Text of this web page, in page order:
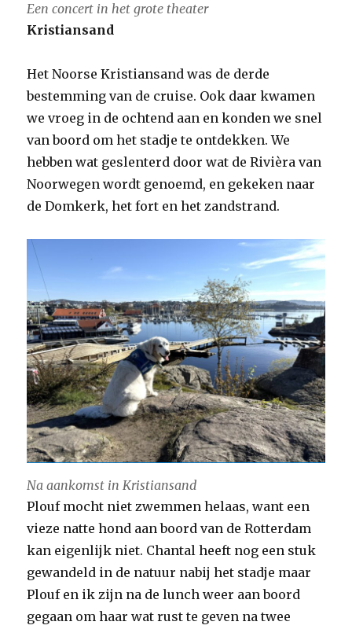
Een concert in het grote theater
Kristiansand
Het Noorse Kristiansand was de derde
bestemming van de cruise. Ook daar kwamen
we vroeg in de ochtend aan en konden we snel
van boord om het stadje te ontdekken. We
hebben wat geslenterd door wat de Rivièra van
Noorwegen wordt genoemd, en gekeken naar
de Domkerk, het fort en het zandstrand.
Na aankomst in Kristiansand
Plouf mocht niet zwemmen helaas, want een
vieze natte hond aan boord van de Rotterdam
kan eigenlijk niet. Chantal heeft nog een stuk
gewandeld in de natuur nabij het stadje maar
Plouf en ik zijn na de lunch weer aan boord
gegaan om haar wat rust te geven na twee